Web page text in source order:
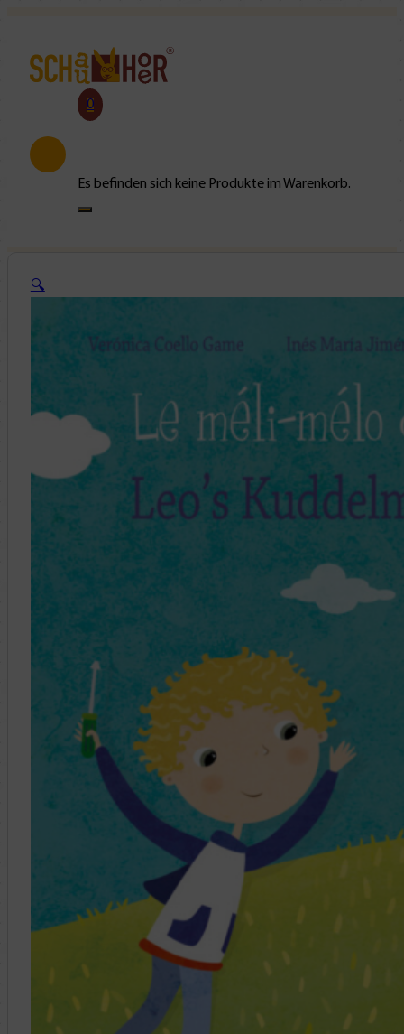
0
Es befinden sich keine Produkte im Warenkorb.
🔍